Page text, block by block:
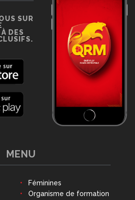
MENU
Féminines
Organisme de formation
SUR
DES